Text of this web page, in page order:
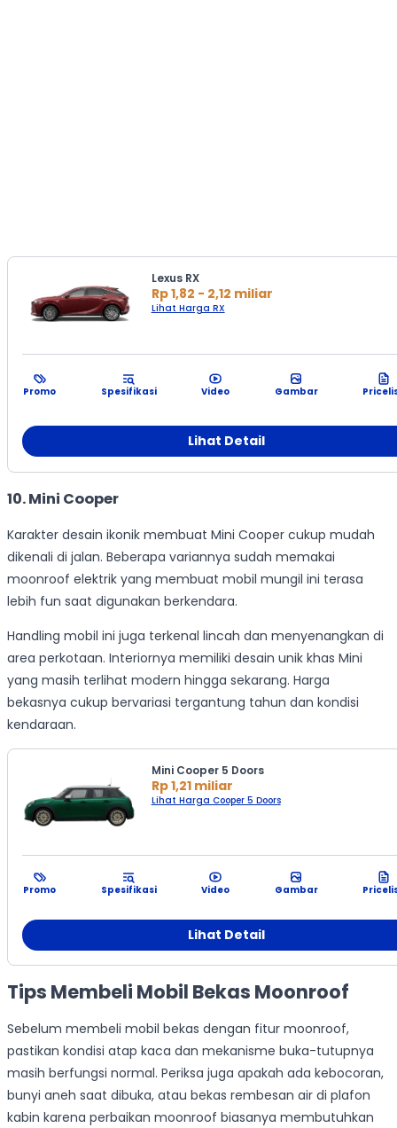
Lexus RX
Rp 1,82 - 2,12 miliar
Lihat Harga RX
Promo Spesifikasi Video Gambar
Lihat Detail
10. Mini Cooper
Karakter desain ikonik membuat Mini Cooper cukup mudah
dikenali di jalan. Beberapa variannya sudah memakai
moonroof elektrik yang membuat mobil mungil ini terasa
lebih fun saat digunakan berkendara.
Handling mobil ini juga terkenal lincah dan menyenangkan di
area perkotaan. Interiornya memiliki desain unik khas Mini
yang masih terlihat modern hingga sekarang. Harga
bekasnya cukup bervariasi tergantung tahun dan kondisi
kendaraan.
Mini Cooper 5 Doors
Rp 1,21 miliar
Lihat Harga Cooper 5 Doors
Promo Spesifikasi Video Gambar
Lihat Detail
Tips Membeli Mobil Bekas Moonroof
Sebelum membeli mobil bekas dengan fitur moonroof,
pastikan kondisi atap kaca dan mekanisme buka-tutupnya
masih berfungsi normal. Periksa juga apakah ada kebocoran,
bunyi aneh saat dibuka, atau bekas rembesan air di plafon
kabin karena perbaikan moonroof biasanya membutuhkan